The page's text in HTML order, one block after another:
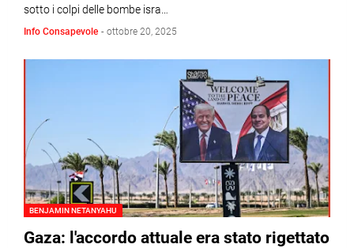
sotto i colpi delle bombe isra…
Info Consapevole - ottobre 20, 2025
BENJAMIN NETANYAHU
Gaza: l'accordo attuale era stato rigettato